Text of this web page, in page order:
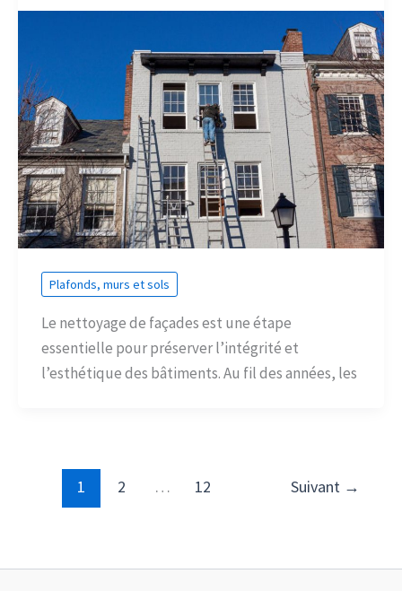
Plafonds, murs et sols
Le nettoyage de façades est une étape
essentielle pour préserver l’intégrité et
l’esthétique des bâtiments. Au fil des années, les
1 2 … 12 Suivant →